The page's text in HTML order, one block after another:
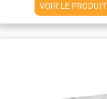
VOIR LE PRODUIT